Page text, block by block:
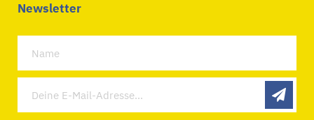
Newsletter